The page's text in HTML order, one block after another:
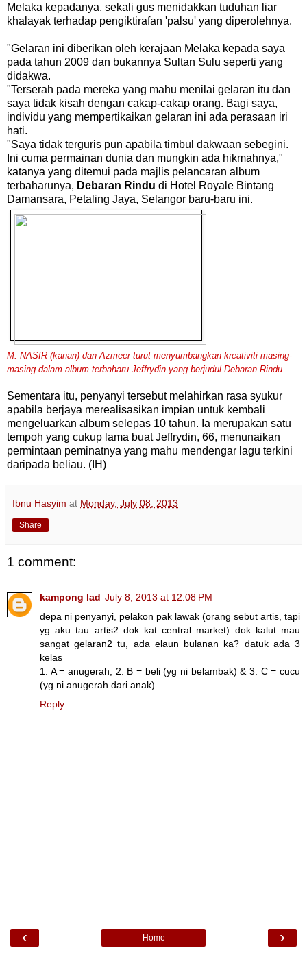
Melaka kepadanya, sekali gus menidakkan tuduhan liar
khalayak terhadap pengiktirafan 'palsu' yang diperolehnya.
"Gelaran ini diberikan oleh kerajaan Melaka kepada saya
pada tahun 2009 dan bukannya Sultan Sulu seperti yang
didakwa.
"Terserah pada mereka yang mahu menilai gelaran itu dan
saya tidak kisah dengan cakap-cakap orang. Bagi saya,
individu yang mempertikaikan gelaran ini ada perasaan iri
hati.
"Saya tidak terguris pun apabila timbul dakwaan sebegini.
Ini cuma permainan dunia dan mungkin ada hikmahnya,"
katanya yang ditemui pada majlis pelancaran album
terbaharunya, Debaran Rindu di Hotel Royale Bintang
Damansara, Petaling Jaya, Selangor baru-baru ini.
M. NASIR (kanan) dan Azmeer turut menyumbangkan kreativiti masing-
masing dalam album terbaharu Jeffrydin yang berjudul Debaran Rindu.
Sementara itu, penyanyi tersebut melahirkan rasa syukur
apabila berjaya merealisasikan impian untuk kembali
mengeluarkan album selepas 10 tahun. Ia merupakan satu
tempoh yang cukup lama buat Jeffrydin, 66, menunaikan
permintaan peminatnya yang mahu mendengar lagu terkini
daripada beliau. (IH)
Ibnu Hasyim at Monday, July 08, 2013
Share
1 comment:
kampong lad July 8, 2013 at 12:08 PM
depa ni penyanyi, pelakon pak lawak (orang sebut artis, tapi
yg aku tau artis2 dok kat central market) dok kalut mau
sangat gelaran2 tu, ada elaun bulanan ka? datuk ada 3
kelas
1. A = anugerah, 2. B = beli (yg ni belambak) & 3. C = cucu
(yg ni anugerah dari anak)
Reply
‹ ›
Home